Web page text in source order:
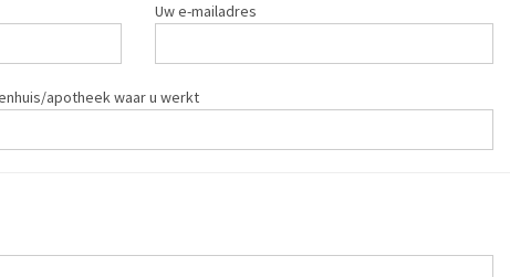
Uw e-mailadres
apotheek waar u werkt